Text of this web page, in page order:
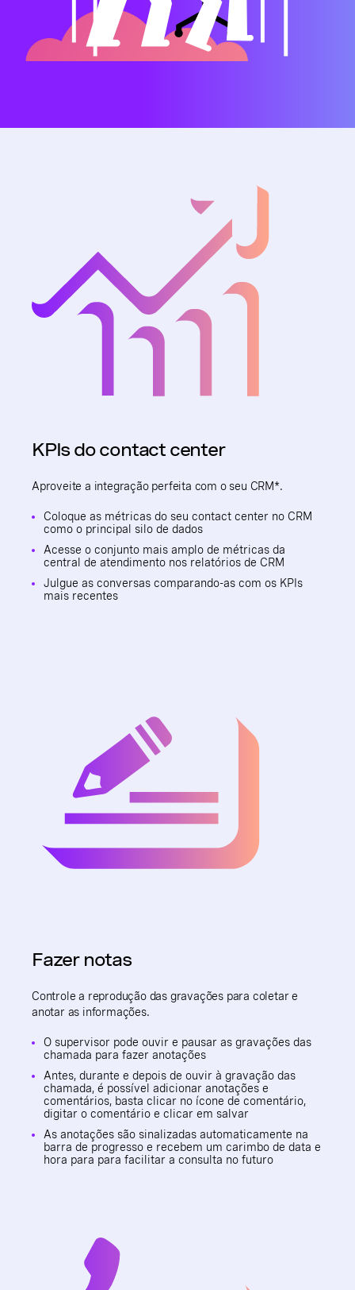
KPIs do contact center
Aproveite a integração perfeita com o seu CRM*.
Coloque as métricas do seu contact center no CRM
como o principal silo de dados
Acesse o conjunto mais amplo de métricas da
central de atendimento nos relatórios de CRM
Julgue as conversas comparando-as com os KPIs
mais recentes
Fazer notas
Controle a reprodução das gravações para coletar e
anotar as informações.
O supervisor pode ouvir e pausar as gravações das
chamada para fazer anotações
Antes, durante e depois de ouvir à gravação das
chamada, é possível adicionar anotações e
comentários, basta clicar no ícone de comentário,
digitar o comentário e clicar em salvar
As anotações são sinalizadas automaticamente na
barra de progresso e recebem um carimbo de data e
hora para para facilitar a consulta no futuro